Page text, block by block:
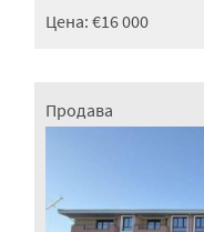
Цена: €16 000
Продава